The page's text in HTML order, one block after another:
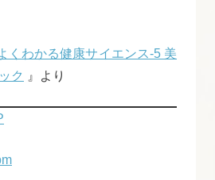
くわかる健康サイエンス-5 美
ク
』より